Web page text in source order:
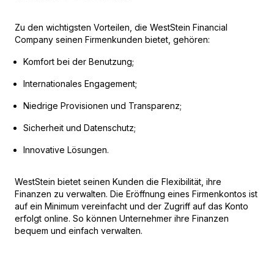
Zu den wichtigsten Vorteilen, die WestStein Financial
Company seinen Firmenkunden bietet, gehören:
Komfort bei der Benutzung;
Internationales Engagement;
Niedrige Provisionen und Transparenz;
Sicherheit und Datenschutz;
Innovative Lösungen.
WestStein bietet seinen Kunden die Flexibilität, ihre
Finanzen zu verwalten. Die Eröffnung eines Firmenkontos ist
auf ein Minimum vereinfacht und der Zugriff auf das Konto
erfolgt online. So können Unternehmer ihre Finanzen
bequem und einfach verwalten.